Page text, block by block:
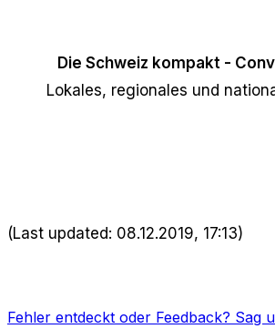
Die Schweiz kompakt -
Lokales, regionales und
(Last updated: 08.12.2019, 17:13)
Fehler entdeckt oder Feedback? Sag